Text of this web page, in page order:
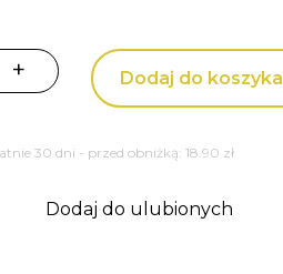
+ Dodaj do koszyka
30 dni - przed obniżką: 18.90 zł
Dodaj do ulubionych